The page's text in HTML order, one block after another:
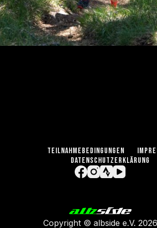
TEILNAHMEBEDINGUNGEN
DATENSCHUTZERKLÄRUNG
Copyright © albside e.V. 2026